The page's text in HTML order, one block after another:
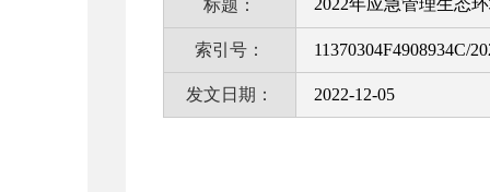
标题： 2022年应急管理生态
索引号： 11370304F4908934C/
发文日期： 2022-12-05